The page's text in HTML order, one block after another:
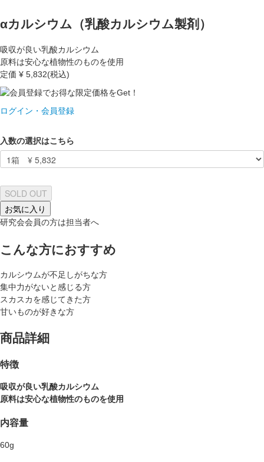
αカルシウム（乳酸カルシウム製剤）
吸収が良い乳酸カルシウム
原料は安心な植物性のものを使用
定価 ¥ 5,832(税込)
ログイン・会員登録
入数の選択はこちら
SOLD OUT
お気に入り
研究会会員の方は担当者へ
こんな方におすすめ
カルシウムが不足しがちな方
集中力がないと感じる方
スカスカを感じてきた方
甘いものが好きな方
商品詳細
特徴
吸収が良い乳酸カルシウム
原料は安心な植物性のものを使用
内容量
60g